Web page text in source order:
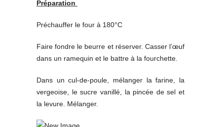
Préparation
Préchauffer le four à 180°C
Faire fondre le beurre et réserver. Casser l’œuf
dans un ramequin et le battre à la fourchette.
Dans un cul-de-poule, mélanger la farine, la
vergeoise, le sucre vanillé, la pincée de sel et
la levure. Mélanger.